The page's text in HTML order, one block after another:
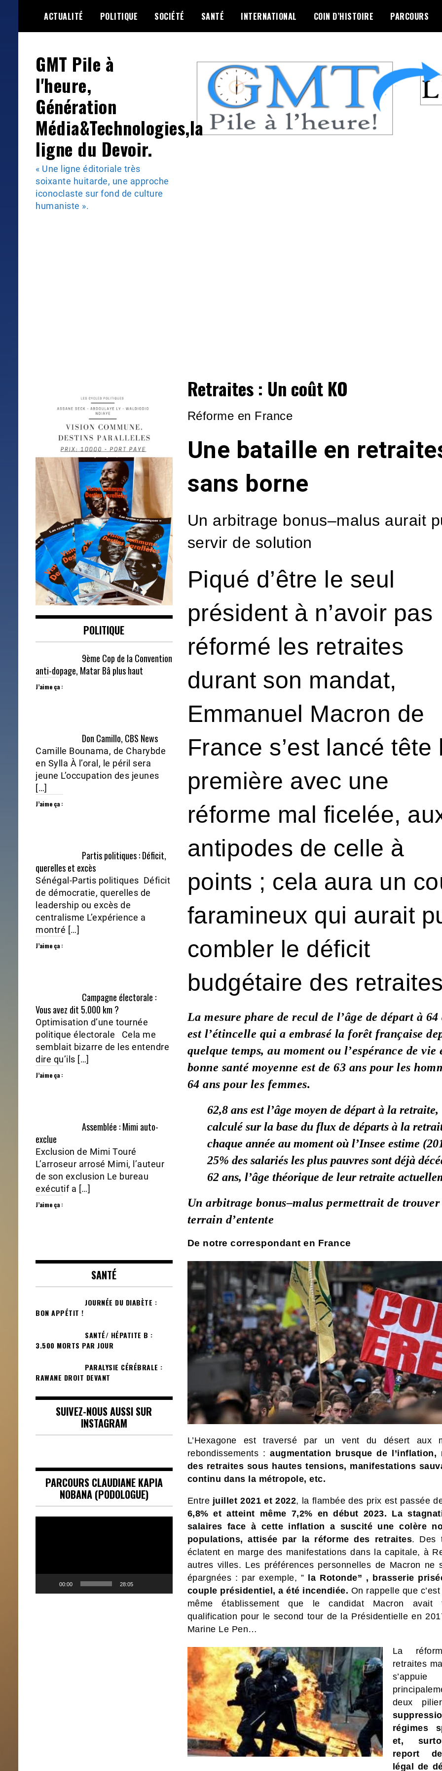
content
ACTUALITÉ POLITIQUE SOCIÉTÉ SANTÉ INTERNATIONAL COIN D’HISTOIRE PARCOURS
GMT Pile à
l'heure,
Génération
Média&Technologies,la
ligne du Devoir.
« Une ligne éditoriale très
soixante huitarde, une approche
iconoclaste sur fond de culture
humaniste ».
Retraites : Un coût KO
Réforme en France
Une bataille en
sans borne
Un arbitrage bonus–malus aurait
servir de solution
Piqué d’être le seul
président à n’avoir pas
réformé les retraites
durant son mandat,
Emmanuel Macron de
France s’est lancé tête
première avec une
réforme mal ficelée,
antipodes de celle à
points ; cela aura un
faramineux qui aurait
combler le déficit
budgétaire des
La mesure phare de recul de l’âge de départ à 64
est l’étincelle qui a embrasé la forêt française
quelque temps, au moment ou l’espérance de vie
bonne santé moyenne est de 63 ans pour les
64 ans pour les femmes.
62,8 ans est l’âge moyen de départ à la retraite,
calculé sur la base du flux de départs à la
chaque année au moment où l’Insee estime
25% des salariés les plus pauvres sont déjà
62 ans, l’âge théorique de leur retraite
Un arbitrage bonus–malus permettrait de trouver
terrain d’entente
De notre correspondant en France
L’Hexagone est traversé par un vent du désert aux
rebondissements :augmentation brusque de l’inflation,
des retraites sous hautes tensions, manifestations
continu dans la métropole, etc.
Entre juillet 2021 et 2022, la flambée des prix est passée
6,8% et atteint même 7,2% en début 2023. La
salaires face à cette inflation a suscité une colère
populations, attisée par la réforme des retraites. Des
éclatent en marge des manifestations dans la capitale, à
autres villes. Les préférences personnelles de Macron ne
épargnées : par exemple, ” la Rotonde” , brasserie
couple présidentiel, a été incendiée. On rappelle que
même établissement que le candidat Macron avait
qualification pour le second tour de la Présidentielle en
Marine Le Pen…
La
retraites
s’appuie
deux
régimes
et,
report
légal de
POLITIQUE
9ème Cop de la Convention
anti-dopage, Matar Bâ plus haut
J’aime ça :
Don Camillo, CBS News
Camille Bounama, de Charybde
en Sylla À l’oral, le péril sera
jeune L’occupation des jeunes
[…]
J’aime ça :
Partis politiques : Déficit,
querelles et excès
Sénégal-Partis politiques Déficit
de démocratie, querelles de
leadership ou excès de
centralisme L’expérience a
montré […]
J’aime ça :
Campagne électorale :
Vous avez dit 5.000 km ?
Optimisation d’une tournée
politique électorale Cela me
semblait bizarre de les entendre
dire qu’ils […]
J’aime ça :
Assemblée : Mimi auto-
exclue
Exclusion de Mimi Touré
L’arroseur arrosé Mimi, l’auteur
de son exclusion Le bureau
exécutif a […]
J’aime ça :
SANTÉ
JOURNÉE DU DIABÈTE :
BON APPÉTIT !
SANTÉ/ HÉPATITE B :
3.500 MORTS PAR JOUR
PARALYSIE CÉRÉBRALE :
RAWANE DROIT DEVANT
SUIVEZ-NOUS AUSSI SUR
INSTAGRAM
PARCOURS CLAUDIANE KAPIA
NOBANA (PODOLOGUE)
00:00 28:05